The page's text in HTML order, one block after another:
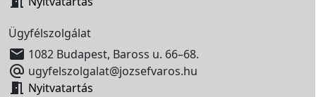
Ügyfélszolgálat
 1082 Budapest, Baross u. 66–68.
 ugyfelszolgalat@jozsefvaros.hu
 Nyitvatartás